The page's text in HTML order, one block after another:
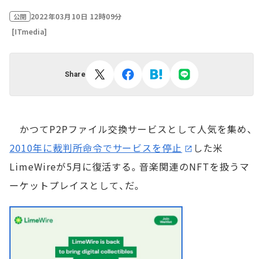
公開 2022年03月10日 12時09分
[ITmedia]
Share
かつてP2Pファイル交換サービスとして人気を集め、
2010年に裁判所命令でサービスを停止
した米
LimeWireが5月に復活する。音楽関連のNFTを扱うマ
ーケットプレイスとして、だ。